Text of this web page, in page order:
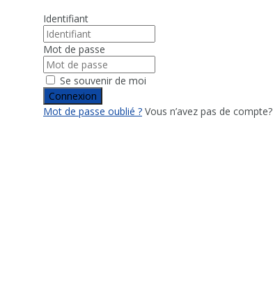
Identifiant
Mot de passe
Se souvenir de moi
Connexion
Mot de passe oublié ? Vous n’avez pas de compte?